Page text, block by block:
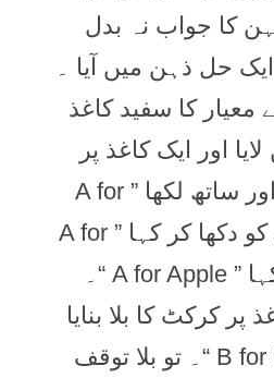
کا جواب نہ بدل
حل ذہن ميں آيا ۔
معيار کا سفيد کاغذ
اور ايک کاغذ پر
رنگدار سيب بنايا اور ساتھ لکھا ” A for
Apple “۔ پھر بہن کو دکھا کر کہا ” A for
Apple “۔ اُس نے کہا ” A for Apple “۔
کرکٹ کا بلا بنايا
اور اسے کہا ” B for Bat “۔ تو بلا توقف